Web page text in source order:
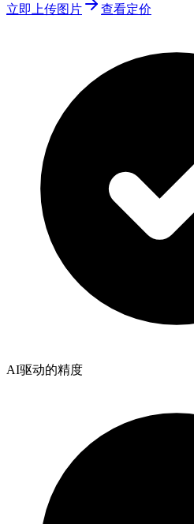
立即上传图片 查看定价
AI驱动的精度